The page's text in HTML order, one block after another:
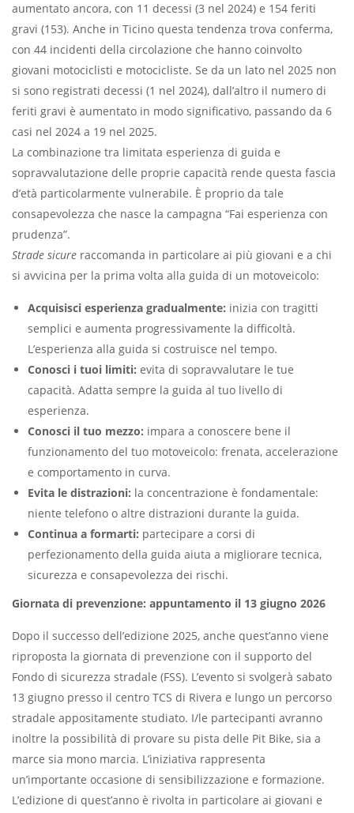
aumentato ancora, con 11 decessi (3 nel 2024) e 154 feriti
gravi (153). Anche in Ticino questa tendenza trova conferma,
con 44 incidenti della circolazione che hanno coinvolto
giovani motociclisti e motocicliste. Se da un lato nel 2025 non
si sono registrati decessi (1 nel 2024), dall’altro il numero di
feriti gravi è aumentato in modo significativo, passando da 6
casi nel 2024 a 19 nel 2025.
La combinazione tra limitata esperienza di guida e
sopravvalutazione delle proprie capacità rende questa fascia
d’età particolarmente vulnerabile. È proprio da tale
consapevolezza che nasce la campagna “Fai esperienza con
prudenza”.
Strade sicure raccomanda in particolare ai più giovani e a chi
si avvicina per la prima volta alla guida di un motoveicolo:
Acquisisci esperienza gradualmente: inizia con tragitti
semplici e aumenta progressivamente la difficoltà.
L’esperienza alla guida si costruisce nel tempo.
Conosci i tuoi limiti: evita di sopravvalutare le tue
capacità. Adatta sempre la guida al tuo livello di
esperienza.
Conosci il tuo mezzo: impara a conoscere bene il
funzionamento del tuo motoveicolo: frenata, accelerazione
e comportamento in curva.
Evita le distrazioni: la concentrazione è fondamentale:
niente telefono o altre distrazioni durante la guida.
Continua a formarti: partecipare a corsi di
perfezionamento della guida aiuta a migliorare tecnica,
sicurezza e consapevolezza dei rischi.
Giornata di prevenzione: appuntamento il 13 giugno 2026
Dopo il successo dell’edizione 2025, anche quest’anno viene
riproposta la giornata di prevenzione con il supporto del
Fondo di sicurezza stradale (FSS). L’evento si svolgerà sabato
13 giugno presso il centro TCS di Rivera e lungo un percorso
stradale appositamente studiato. I/le partecipanti avranno
inoltre la possibilità di provare su pista delle Pit Bike, sia a
marce sia mono marcia. L’iniziativa rappresenta
un’importante occasione di sensibilizzazione e formazione.
L’edizione di quest’anno è rivolta in particolare ai giovani e